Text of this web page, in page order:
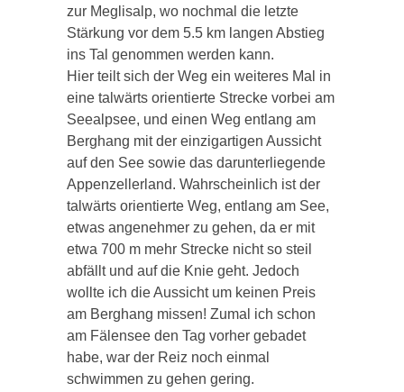
zur Meglisalp, wo nochmal die letzte
Stärkung vor dem 5.5 km langen Abstieg
ins Tal genommen werden kann.
Hier teilt sich der Weg ein weiteres Mal in
eine talwärts orientierte Strecke vorbei am
Seealpsee, und einen Weg entlang am
Berghang mit der einzigartigen Aussicht
auf den See sowie das darunterliegende
Appenzellerland. Wahrscheinlich ist der
talwärts orientierte Weg, entlang am See,
etwas angenehmer zu gehen, da er mit
etwa 700 m mehr Strecke nicht so steil
abfällt und auf die Knie geht. Jedoch
wollte ich die Aussicht um keinen Preis
am Berghang missen! Zumal ich schon
am Fälensee den Tag vorher gebadet
habe, war der Reiz noch einmal
schwimmen zu gehen gering.